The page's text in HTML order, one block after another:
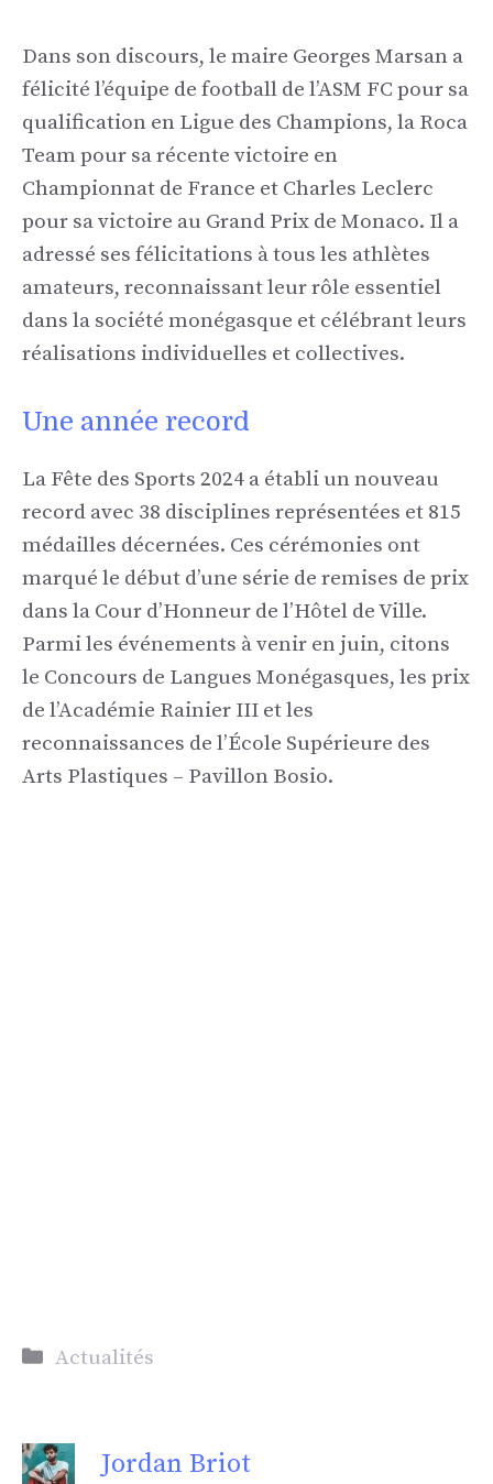
Dans son discours, le maire Georges Marsan a
félicité l’équipe de football de l’ASM FC pour sa
qualification en Ligue des Champions, la Roca
Team pour sa récente victoire en
Championnat de France et Charles Leclerc
pour sa victoire au Grand Prix de Monaco. Il a
adressé ses félicitations à tous les athlètes
amateurs, reconnaissant leur rôle essentiel
dans la société monégasque et célébrant leurs
réalisations individuelles et collectives.
Une année record
La Fête des Sports 2024 a établi un nouveau
record avec 38 disciplines représentées et 815
médailles décernées. Ces cérémonies ont
marqué le début d’une série de remises de prix
dans la Cour d’Honneur de l’Hôtel de Ville.
Parmi les événements à venir en juin, citons
le Concours de Langues Monégasques, les prix
de l’Académie Rainier III et les
reconnaissances de l’École Supérieure des
Arts Plastiques – Pavillon Bosio.
Catégories
Actualités
Jordan Briot